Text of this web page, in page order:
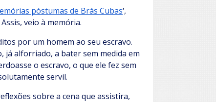
póstumas de Brás Cubas‘,
veio à memória.
por um homem ao seu escravo.
já alforriado, a bater sem medida em
o escravo, o que ele fez sem
servil.
sobre a cena que assistira,